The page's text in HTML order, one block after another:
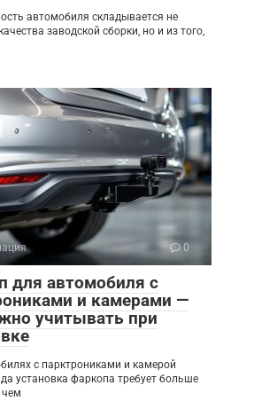
автомобиля складывается не
заводской сборки, но и из того,
0
для автомобиля с
и камерами —
учитывать при
с парктрониками и камерой
установка фаркопа требует больше